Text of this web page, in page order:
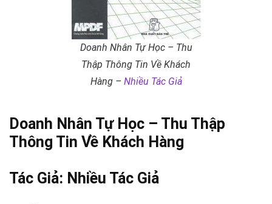
Doanh Nhân Tự Học – Thu
Thập Thông Tin Về Khách
Hàng – Nhiều Tác Giả
Doanh Nhân Tự Học – Thu Thập
Thông Tin Về Khách Hàng
Tác Giả: Nhiều Tác Giả